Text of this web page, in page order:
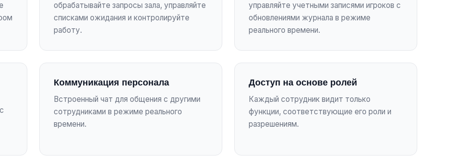
обрабатывайте запросы зала, управляйте
списками ожидания и контролируйте
работу.
управляйте учетными записями игроков с
обновлениями журнала в режиме
реального времени.
Коммуникация персонала
Встроенный чат для общения с другими
сотрудниками в режиме реального
времени.
Доступ на основе ролей
Каждый сотрудник видит только
функции, соответствующие его роли и
разрешениям.